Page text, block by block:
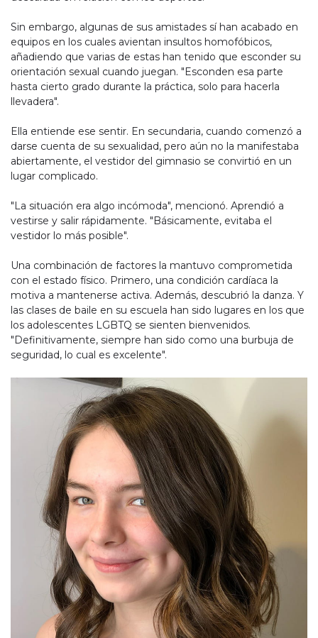
Sin embargo, algunas de sus amistades sí han acabado en
equipos en los cuales avientan insultos homofóbicos,
añadiendo que varias de estas han tenido que esconder su
orientación sexual cuando juegan. "Esconden esa parte
hasta cierto grado durante la práctica, solo para hacerla
llevadera".
Ella entiende ese sentir. En secundaria, cuando comenzó a
darse cuenta de su sexualidad, pero aún no la manifestaba
abiertamente, el vestidor del gimnasio se convirtió en un
lugar complicado.
"La situación era algo incómoda", mencionó. Aprendió a
vestirse y salir rápidamente. "Básicamente, evitaba el
vestidor lo más posible".
Una combinación de factores la mantuvo comprometida
con el estado físico. Primero, una condición cardíaca la
motiva a mantenerse activa. Además, descubrió la danza. Y
las clases de baile en su escuela han sido lugares en los que
los adolescentes LGBTQ se sienten bienvenidos.
"Definitivamente, siempre han sido como una burbuja de
seguridad, lo cual es excelente".